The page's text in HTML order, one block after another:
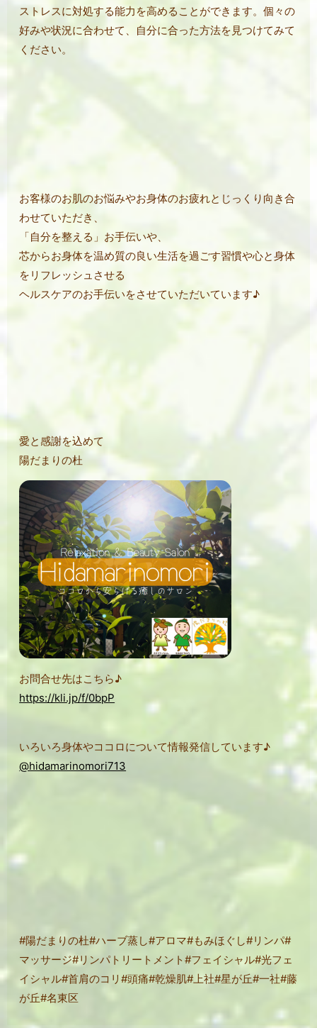
ストレスに対処する能力を高めることができます。個々の
好みや状況に合わせて、自分に合った方法を見つけてみて
ください。
お客様のお肌のお悩みやお身体のお疲れとじっくり向き合
わせていただき、
「自分を整える」お手伝いや、
芯からお身体を温め質の良い生活を過ごす習慣や心と身体
をリフレッシュさせる
ヘルスケアのお手伝いをさせていただいています♪
愛と感謝を込めて
陽だまりの杜
お問合せ先はこちら♪
https://kli.jp/f/0bpP
いろいろ身体やココロについて情報発信しています♪
@hidamarinomori713
#陽だまりの杜#ハーブ蒸し#アロマ#もみほぐし#リンパ#
マッサージ#リンパトリートメント#フェイシャル#光フェ
イシャル#首肩のコリ#頭痛#乾燥肌#上社#星が丘#一社#藤
が丘#名東区